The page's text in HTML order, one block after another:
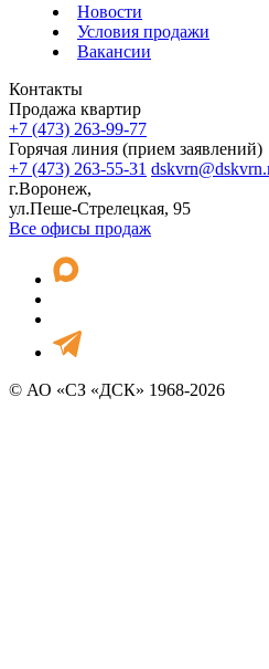
Новости
Условия продажи
Вакансии
Контакты
Продажа квартир
+7 (473) 263-99-77
Горячая линия (прием заявлений)
+7 (473) 263-55-31
г.Воронеж,
ул.Пеше-Стрелецкая, 95
Все офисы продаж
© АО «СЗ «ДСК» 1968-2026